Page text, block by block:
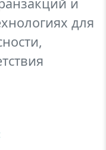
для